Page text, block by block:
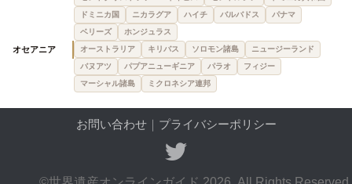
ドミニカ国
ニカラグア ハイチ バルバドス
パナマ
ベリーズ
ホンジュラス
オセアニア オーストラリア キリバス ソロモン諸島
ニュージーランド
バヌアツ
パプアニューギニア パラオ
フィジー
マーシャル諸島
ミクロネシア連邦
お問い合わせ｜ プライバシーポリシー